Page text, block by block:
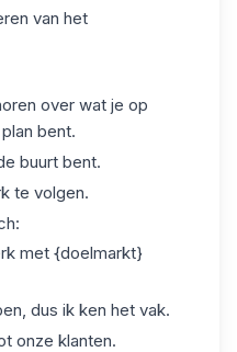
van het
over wat je op
bent.
buurt bent.
te volgen.
met {doelmarkt}
dus ik ken het vak.
onze klanten.